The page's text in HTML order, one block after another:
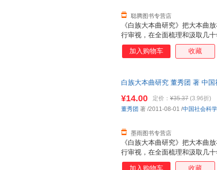
《白族大本曲研究》把大本曲
行审视，在全面梳理和汲取几
成果基础上．较为全面、系统
包括大本曲产生发展的社会文
等诸多问题。
聪腾图书专营店
加入购物车 收藏
白族大本曲研究 董秀团 著 中
《白族大本曲研究》把大本曲
行审视，在全面梳理和汲取几
成果基础上．较为全面、系统
¥14.00 定价： ¥35.37 (3.96折)
墨雨图书专营店
董秀团 著 /2011-08-01 /中国社会科
加入购物车 收藏